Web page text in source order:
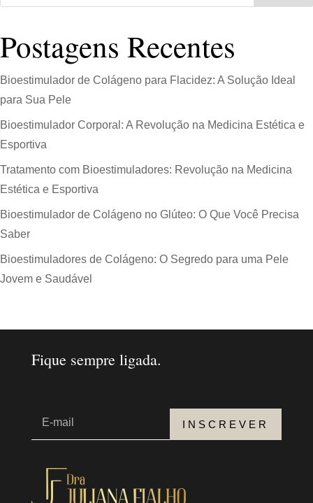
Postagens Recentes
Bioestimulador de Colágeno para Flacidez: A Solução Ideal
para Sua Pele
Bioestimulador Corporal: A Revolução na Medicina Estética e
Esportiva
Tratamento com Bioestimuladores: Revolução na Medicina
Estética e Esportiva
Bioestimulador de Colágeno no Glúteo: O Que Você Precisa
Saber
Bioestimuladores de Colágeno: O Segredo para uma Pele
Jovem e Saudável
Fique sempre ligada.
INSCREVER